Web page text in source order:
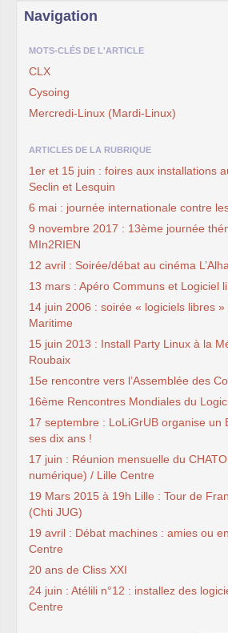
Navigation
MOTS-CLÉS DE L'ARTICLE
CLX
Cysoing
Mercredi-Linux (Mardi-Linux)
ARTICLES DE LA RUBRIQUE
1er et 15 juin : foires aux installations
Seclin et Lesquin
6 mai : journée internationale contre
9 novembre 2017 : 13ème journée
MIn2RIEN
12 avril : Soirée/débat au cinéma
13 mars : Apéro Communs et Logiciel
14 juin 2006 : soirée « logiciels libres »
Maritime
15 juin 2013 : Install Party Linux à la
Roubaix
15e rencontre vers l’Assemblée des
16ème Rencontres Mondiales du
17 septembre : LoLiGrUB organise un
ses dix ans !
17 juin : Réunion mensuelle du
numérique) / Lille Centre
19 Mars 2015 à 19h Lille : Tour de
(Chti JUG)
19 avril : Débat machines : amies ou
Centre
20 ans de Cliss XXI
24 juin : Atélili n°12 : installez des
Centre